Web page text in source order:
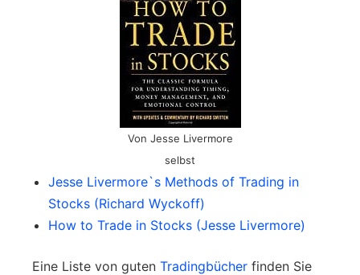
Von Jesse Livermore
selbst
Jesse Livermore`s Methods of Trading in
Stocks (Richard Wyckoff)
How to Trade in Stocks (Jesse Livermore)
Eine Liste von guten Tradingbücher finden Sie